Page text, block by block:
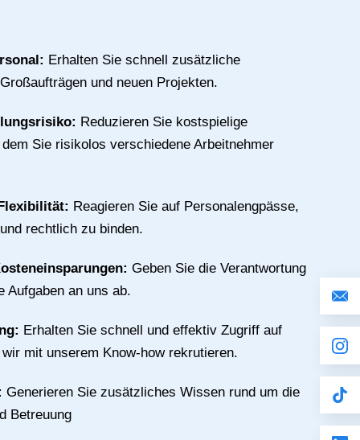
Erhalten Sie schnell zusätzliche
und neuen Projekten.
Reduzieren Sie kostspielige
Sie risikolos verschiedene Arbeitnehmer
Reagieren Sie auf Personalengpässe,
rechtlich zu binden.
Geben Sie die Verantwortung
Aufgaben an uns ab.
Erhalten Sie schnell und effektiv Zugriff auf
mit unserem Know-how rekrutieren.
Generieren Sie zusätzliches Wissen rund um die
Betreuung